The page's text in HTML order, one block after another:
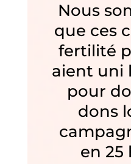
Nous
que ces
fertilité
aient uni
pour
dons
en 25